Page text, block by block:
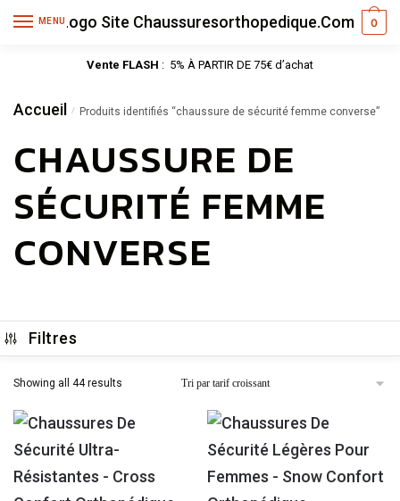
MENU 0
Vente FLASH : 5% À PARTIR DE 75€ d’achat
Accueil / Produits identifiés “chaussure de sécurité femme converse”
CHAUSSURE DE
SÉCURITÉ FEMME
CONVERSE
Filtres
Showing all 44 results